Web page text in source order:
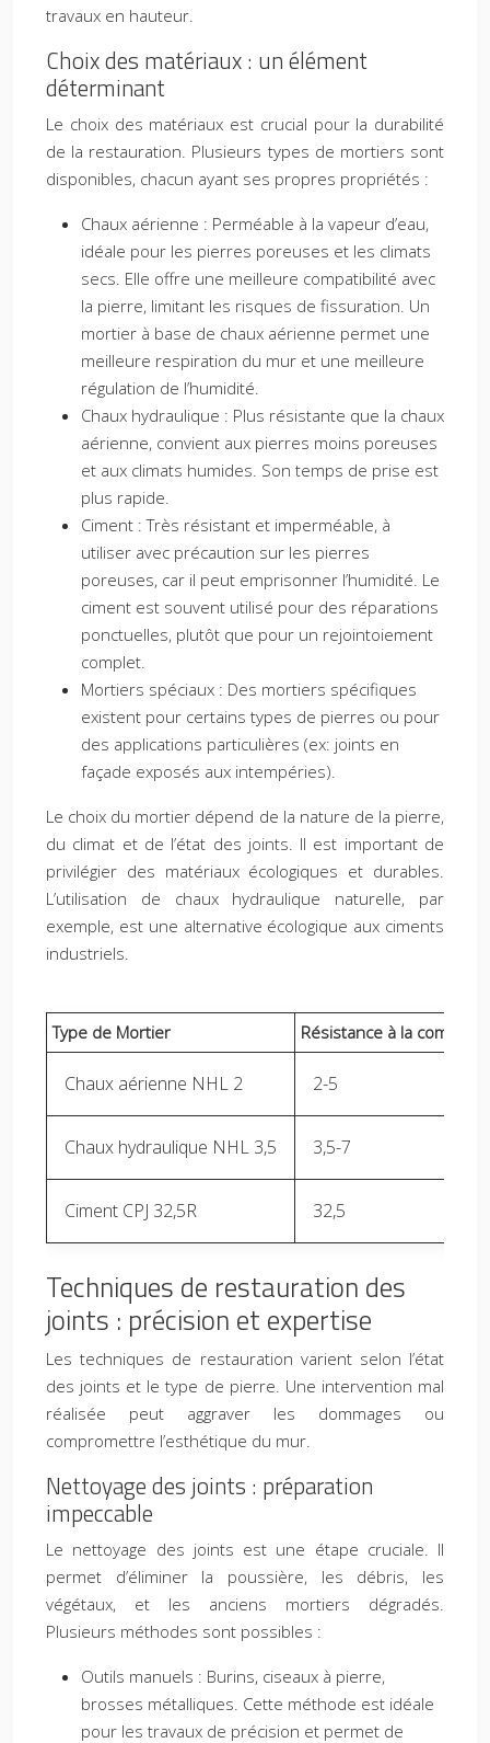
travaux en hauteur.
Choix des matériaux : un élément
déterminant
Le choix des matériaux est crucial pour la durabilité
de la restauration. Plusieurs types de mortiers sont
disponibles, chacun ayant ses propres propriétés :
Chaux aérienne : Perméable à la vapeur d’eau,
idéale pour les pierres poreuses et les climats
secs. Elle offre une meilleure compatibilité avec
la pierre, limitant les risques de fissuration. Un
mortier à base de chaux aérienne permet une
meilleure respiration du mur et une meilleure
régulation de l’humidité.
Chaux hydraulique : Plus résistante que la chaux
aérienne, convient aux pierres moins poreuses
et aux climats humides. Son temps de prise est
plus rapide.
Ciment : Très résistant et imperméable, à
utiliser avec précaution sur les pierres
poreuses, car il peut emprisonner l’humidité. Le
ciment est souvent utilisé pour des réparations
ponctuelles, plutôt que pour un rejointoiement
complet.
Mortiers spéciaux : Des mortiers spécifiques
existent pour certains types de pierres ou pour
des applications particulières (ex: joints en
façade exposés aux intempéries).
Le choix du mortier dépend de la nature de la pierre,
du climat et de l’état des joints. Il est important de
privilégier des matériaux écologiques et durables.
L’utilisation de chaux hydraulique naturelle, par
exemple, est une alternative écologique aux ciments
industriels.
Type de Mortier Résistance à la
Chaux aérienne NHL 2 2-5
Chaux hydraulique NHL 3,5 3,5-7
Ciment CPJ 32,5R 32,5
Techniques de restauration des
joints : précision et expertise
Les techniques de restauration varient selon l’état
des joints et le type de pierre. Une intervention mal
réalisée peut aggraver les dommages ou
compromettre l’esthétique du mur.
Nettoyage des joints : préparation
impeccable
Le nettoyage des joints est une étape cruciale. Il
permet d’éliminer la poussière, les débris, les
végétaux, et les anciens mortiers dégradés.
Plusieurs méthodes sont possibles :
Outils manuels : Burins, ciseaux à pierre,
brosses métalliques. Cette méthode est idéale
pour les travaux de précision et permet de